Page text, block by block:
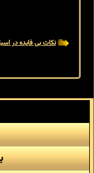
نکات بی فایده در